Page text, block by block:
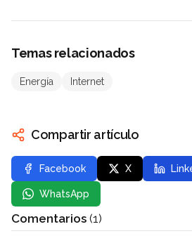
Temas relacionados
Energía Internet
Compartir artículo
Facebook X
WhatsApp
Comentarios (1)